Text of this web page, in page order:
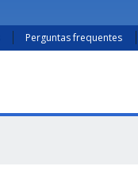
Perguntas frequentes